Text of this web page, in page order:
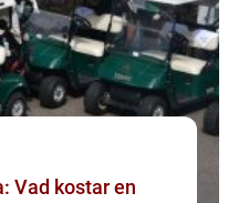
Vad kostar en